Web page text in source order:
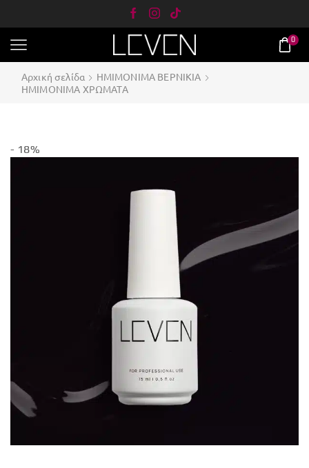
0
Αρχική σελίδα
ΗΜΙΜΟΝΙΜΑ ΒΕΡΝΙΚΙΑ
ΗΜΙΜΟΝΙΜΑ ΧΡΩΜΑΤΑ
- 18%